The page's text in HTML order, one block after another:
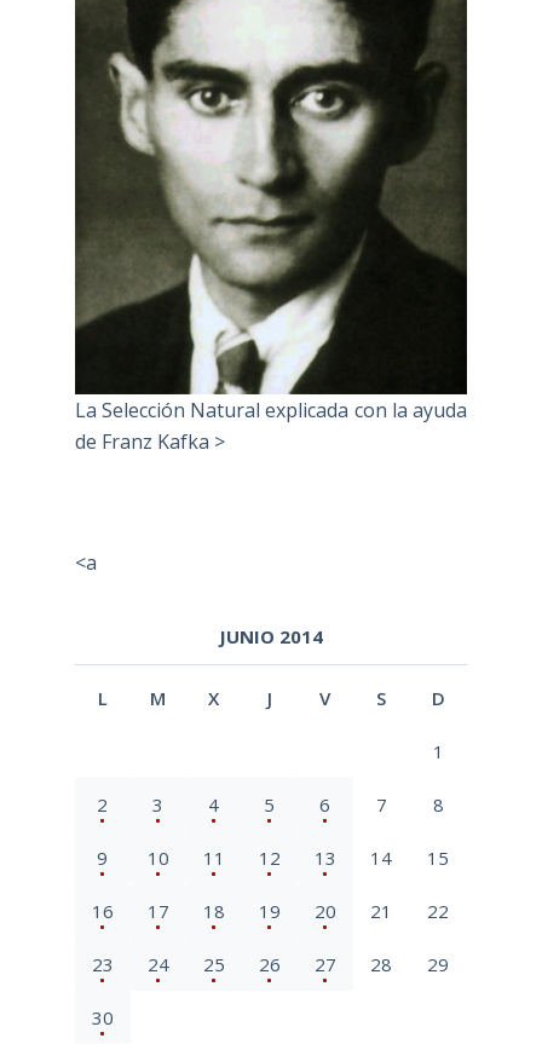
La Selección Natural explicada con la ayuda
de Franz Kafka >
<a
JUNIO 2014
L M X J V S D
1
2 3 4 5 6 7 8
9 10 11 12 13 14 15
16 17 18 19 20 21 22
23 24 25 26 27 28 29
30